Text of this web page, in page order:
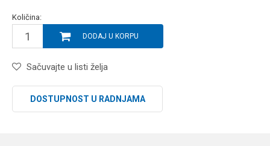
Količina:
DODAJ U KORPU
Sačuvajte u listi želja
DOSTUPNOST U RADNJAMA